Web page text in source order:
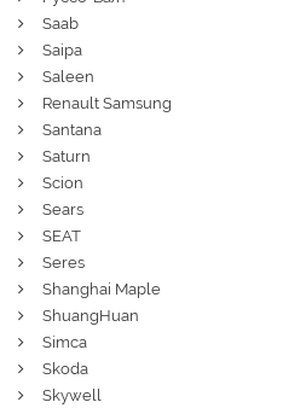
Saab
Saipa
Saleen
Renault Samsung
Santana
Saturn
Scion
Sears
SEAT
Seres
Shanghai Maple
ShuangHuan
Simca
Skoda
Skywell